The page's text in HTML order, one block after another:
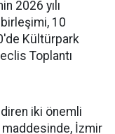
2026 yılı
birleşimi, 10
Kültürpark
Toplantı
iki önemli
maddesinde, İzmir